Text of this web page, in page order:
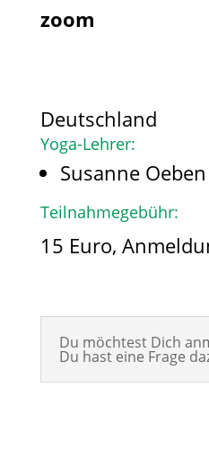
zoom
Deutschland
Yoga-Lehrer:
Susanne Oeben
Teilnahmegebühr:
15 Euro,
Du möchtest Dich
Du hast eine Frage